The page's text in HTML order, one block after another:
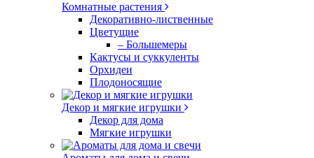
Комнатные растения
Декоративно-лиственные
Цветущие
– Большемеры
Кактусы и суккуленты
Орхидеи
Плодоносящие
Декор и мягкие игрушки
Декор для дома
Мягкие игрушки